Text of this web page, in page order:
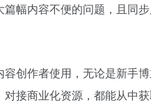
幅内容不便的问题，且同步
创作者使用，无论是新手
接商业化资源，都能从中